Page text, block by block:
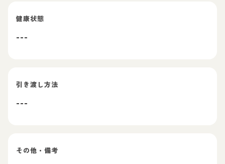
健康状態
---
引き渡し方法
---
その他・備考